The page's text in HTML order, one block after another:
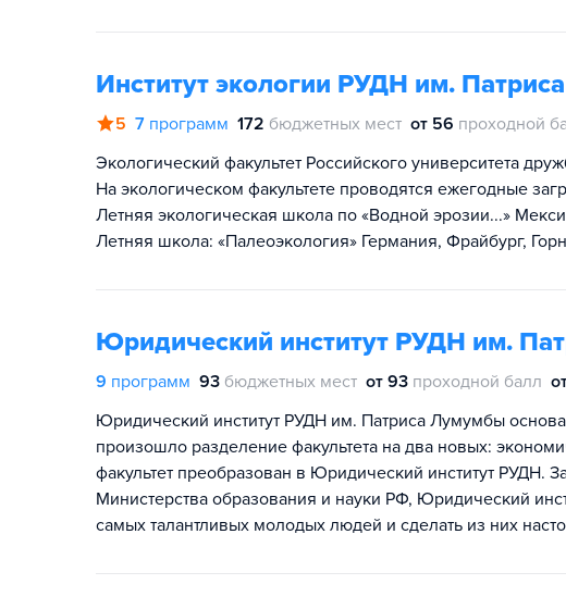
Институт экологии РУДН им.
5 7 программ 172 бюджетных мест от 56 проходной
Экологический факультет Российского университета
На экологическом факультете проводятся ежегодные
Летняя экологическая школа по «Водной эрозии...»
Летняя школа: «Палеоэкология» Германия, Фрайбург,
Юридический институт РУДН им.
9 программ 93 бюджетных мест от 93 проходной балл
Юридический институт РУДН им. Патриса Лумумбы
произошло разделение факультета на два новых:
факультет преобразован в Юридический институт РУДН.
Министерства образования и науки РФ, Юридический
самых талантливых молодых людей и сделать из них